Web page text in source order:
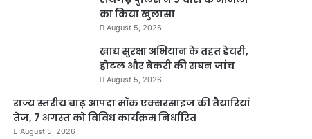
का किया खुलासा
August 5, 2026
खाद्य सुरक्षा अभियान के तहत डेयरी,
होटल और बेकरी की सघन जांच
August 5, 2026
राज्य स्तरीय बाढ़ आपदा मॉक एक्सरसाइज की तैयारियां
तेज, 7 अगस्त को विविध कार्यक्रम निर्धारित
August 5, 2026